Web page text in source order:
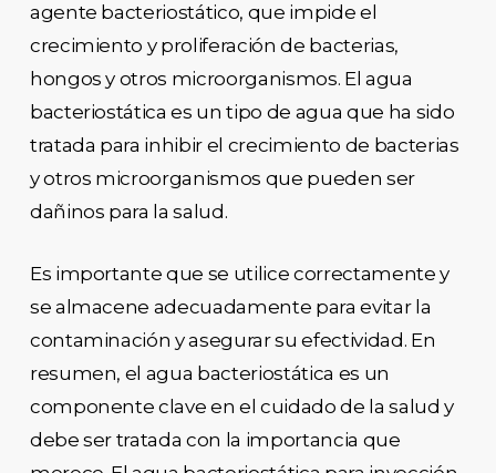
agente bacteriostático, que impide el
crecimiento y proliferación de bacterias,
hongos y otros microorganismos. El agua
bacteriostática es un tipo de agua que ha sido
tratada para inhibir el crecimiento de bacterias
y otros microorganismos que pueden ser
dañinos para la salud.
Es importante que se utilice correctamente y
se almacene adecuadamente para evitar la
contaminación y asegurar su efectividad. En
resumen, el agua bacteriostática es un
componente clave en el cuidado de la salud y
debe ser tratada con la importancia que